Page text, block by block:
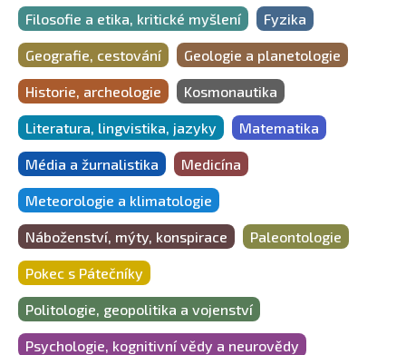
Filosofie a etika, kritické myšlení Fyzika
Geografie, cestování Geologie a planetologie
Historie, archeologie Kosmonautika
Literatura, lingvistika, jazyky Matematika
Média a žurnalistika Medicína
Meteorologie a klimatologie
Náboženství, mýty, konspirace Paleontologie
Pokec s Pátečníky
Politologie, geopolitika a vojenství
Psychologie, kognitivní vědy a neurovědy